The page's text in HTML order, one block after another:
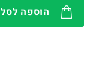
הוספה לסל